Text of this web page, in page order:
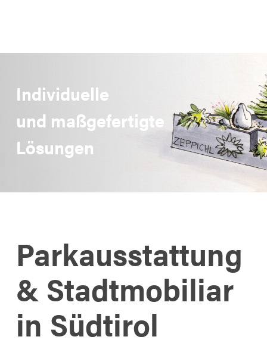
Individuelle
und maßgefertigte
Lösungen
Parkausstattung
& Stadtmobiliar
in Südtirol